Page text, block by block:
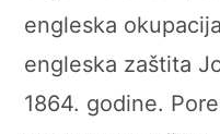
engleska
engleska zaštita
1864. godine.